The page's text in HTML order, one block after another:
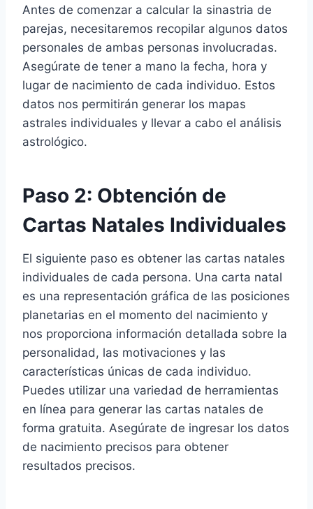
Antes de comenzar a calcular la sinastria de
parejas, necesitaremos recopilar algunos datos
personales de ambas personas involucradas.
Asegúrate de tener a mano la fecha, hora y
lugar de nacimiento de cada individuo. Estos
datos nos permitirán generar los mapas
astrales individuales y llevar a cabo el análisis
astrológico.
Paso 2: Obtención de
Cartas Natales Individuales
El siguiente paso es obtener las cartas natales
individuales de cada persona. Una carta natal
es una representación gráfica de las posiciones
planetarias en el momento del nacimiento y
nos proporciona información detallada sobre la
personalidad, las motivaciones y las
características únicas de cada individuo.
Puedes utilizar una variedad de herramientas
en línea para generar las cartas natales de
forma gratuita. Asegúrate de ingresar los datos
de nacimiento precisos para obtener
resultados precisos.